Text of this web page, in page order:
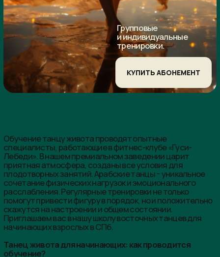
Обучение танцу живота проводят опытные
специалисты, работающие в фитнес-клубе «Гуси-
Лебеди». В нашем премиальном заведении царит
приятная атмосфера, созданы все условия для
плодотворных занятий. Арабские танцы − уникальное
сочетание физических нагрузок и эмоционального
расслабления. Регулярные тренировки не только
помогут привести фигуру в порядок, но и положительно
скажутся на настроении и общем состоянии.
Приглашаем вас в нашу школу восточных танцев для
начинающих взрослых в СПб.
Танец живота для начинающих: как проводится
эффективности занятий, ведь каждая участница
группы будет чувствовать себя комфортно. На стенах
закреплены зеркальные полотна. Вы видите своё
отражение и можете лучше понять, как двигаться
правильно.
Занятие начинается с разминки, разогрева мышц и
суставов, что исключает получение травм. Затем
проводится повторение освоенных ранее движений и
связок. После этого, как правило, тренер переходит к
подаче нового танцевального материала. Программа
тренировки может корректироваться.
В чём польза танца живота?
Посещение танцевальных тренировок приносит немало
пользы. Постоянные участники студии танца живота в
результаты: